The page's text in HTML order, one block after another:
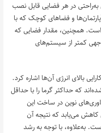
به‌راحتی در هر فضایی قابل نصب
و فضاهای کوچک که با
همچنین، مقدار فضایی که
کمتر از سیستم‌های
بالای انرژی آن‌ها اشاره کرد.
که حداکثر گرما را با حداقل
نوین در ساخت این
کاهش می‌یابد که نتیجه آن
به‌علاوه، با توجه به رشد